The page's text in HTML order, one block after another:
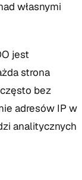
własnymi
jest
strona
bez
adresów IP w
analitycznych